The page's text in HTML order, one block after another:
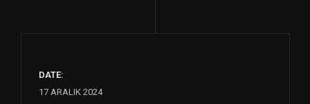
DATE:
17 ARALIK 2024